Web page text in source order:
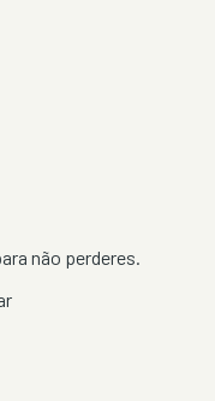
não perderes.